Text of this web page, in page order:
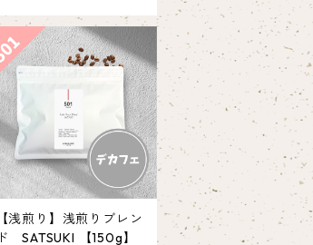
【浅煎り】浅煎りブレン
ド SATSUKI 【150g】